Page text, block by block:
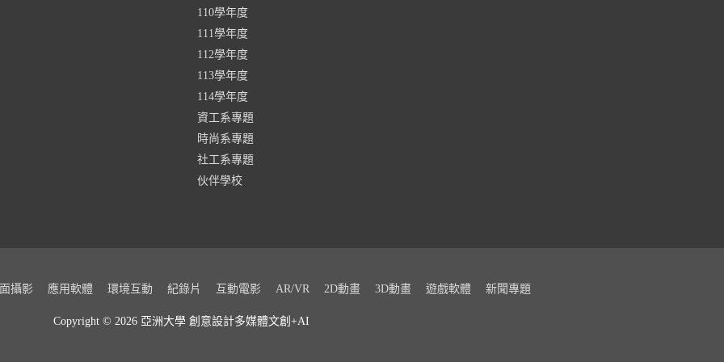
110學年度
111學年度
112學年度
113學年度
114學年度
資工系專題
時尚系專題
社工系專題
伙伴學校
攝影 應用軟體 環境互動 紀錄片 互動電影 AR/VR 2D動畫 3D動畫 遊戲軟體 新聞專題
Copyright © 2026 亞洲大學 創意設計多媒體文創+AI